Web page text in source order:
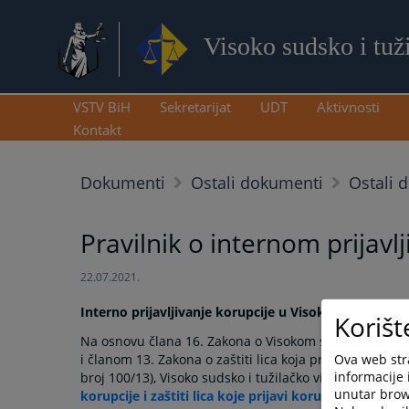
Visoko sudsko i
VSTV BiH Sekretarijat UDT Aktivnosti
Kontakt
Dokumenti Ostali dokumenti Ostali
Pravilnik o internom
22.07.2021.
Interno prijavljivanje korupcije u Visokom sudskom
Na osnovu člana 16. Zakona o Visokom sudskom i
i članom 13. Zakona o zaštiti lica koja prijavljuju
broj 100/13), Visoko sudsko i tužilačko vijeće Bosne i
korupcije i zaštiti lica koje prijavi korupciju u VSTV
Ova web
informacije
unutar